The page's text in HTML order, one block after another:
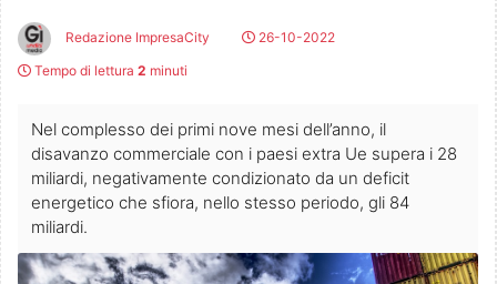
Redazione ImpresaCity
26-10-2022
Tempo di lettura 2 minuti
Nel complesso dei primi nove mesi dell’anno, il
disavanzo commerciale con i paesi extra Ue supera i 28
miliardi, negativamente condizionato da un deficit
energetico che sfiora, nello stesso periodo, gli 84
miliardi.